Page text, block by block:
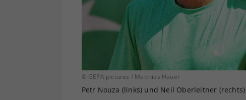
© GEPA pictures / Matthias Hauer
Petr Nouza (links) und Neil Oberleitner